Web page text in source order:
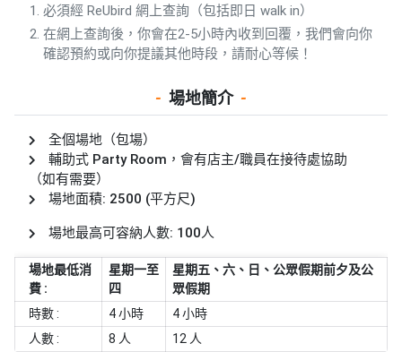
特
束
及
花
禮
品
訂
製
禮
Party
會
慶
祝
生
拍
拖
企
業/
活
動
攻
略
會
會
員
需
知
交
件
必須經 ReUbird 網上查詢（包括即日 walk in）
在網上查詢後，你會在2-5小時內收到回覆，我們會向你
確認預約或向你提議其他時段，請耐心等候！
- 場地簡介 -
全個場地（包場）
輔助式 Party Room，會有店主/職員在接待處協助
（如有需要）
場地面積: 2500 (平方尺)
場地最高可容納人數: 100人
場地最低消
費 :
星期一至
四
星期五、六、日、公眾假期前夕及公
眾假期
時數 :
4 小時
4 小時
人數 :
8 人 12 人